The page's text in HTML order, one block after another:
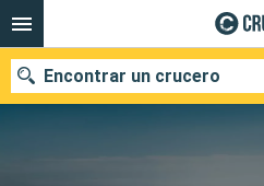
Encontrar un crucero